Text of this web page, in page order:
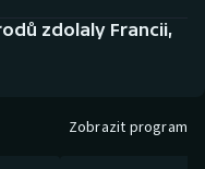
zdolaly Francii,
Zobrazit program